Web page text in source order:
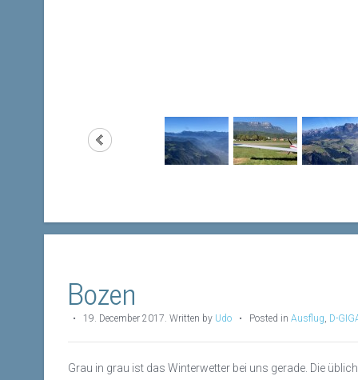
Bozen
• 19. December 2017. Written by Udo • Posted in Ausflug, D-
Grau in grau ist das Winterwetter bei uns gerade. Die